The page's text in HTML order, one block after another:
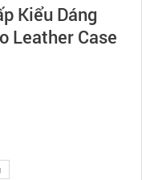
Kiểu Dáng
Leather Case